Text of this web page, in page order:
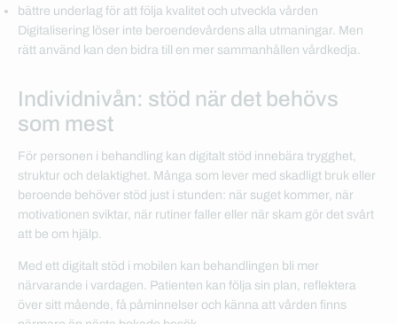
bättre underlag för att följa kvalitet och utveckla vården
Digitalisering löser inte beroendevårdens alla utmaningar. Men
rätt använd kan den bidra till en mer sammanhållen vårdkedja.
Individnivån: stöd när det behövs
som mest
För personen i behandling kan digitalt stöd innebära trygghet,
struktur och delaktighet. Många som lever med skadligt bruk eller
beroende behöver stöd just i stunden: när suget kommer, när
motivationen sviktar, när rutiner faller eller när skam gör det svårt
att be om hjälp.
Med ett digitalt stöd i mobilen kan behandlingen bli mer
närvarande i vardagen. Patienten kan följa sin plan, reflektera
över sitt mående, få påminnelser och känna att vården finns